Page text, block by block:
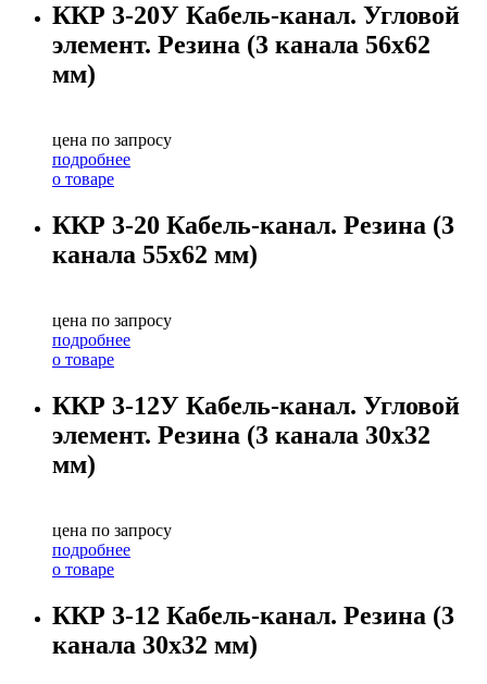
ККР 3-20У Кабель-канал. Угловой
элемент. Резина (3 канала 56х62
мм)
цена по запросу
подробнее
о товаре
ККР 3-20 Кабель-канал. Резина (3
канала 55х62 мм)
цена по запросу
подробнее
о товаре
ККР 3-12У Кабель-канал. Угловой
элемент. Резина (3 канала 30х32
мм)
цена по запросу
подробнее
о товаре
ККР 3-12 Кабель-канал. Резина (3
канала 30х32 мм)